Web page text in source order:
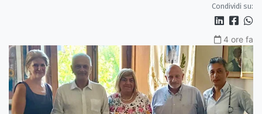
Condividi su:
4 ore fa